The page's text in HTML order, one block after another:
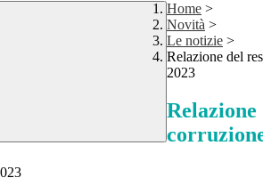
Home >
Novità >
Le notizie >
Relazione del
2023